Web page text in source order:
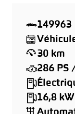
149963
30 km
286 PS
16,8